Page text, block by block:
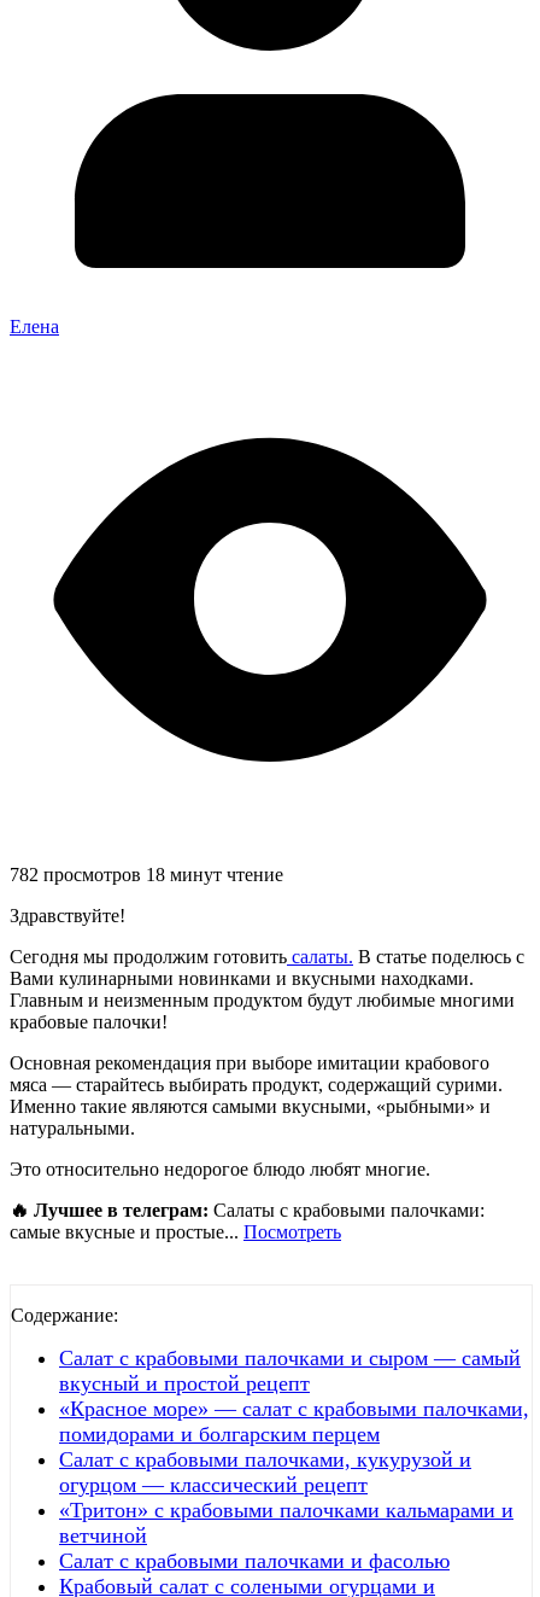
Елена
782 просмотров 18 минут чтение
Здравствуйте!
Сегодня мы продолжим готовить салаты. В статье поделюсь с
Вами кулинарными новинками и вкусными находками.
Главным и неизменным продуктом будут любимые многими
крабовые палочки!
Основная рекомендация при выборе имитации крабового
мяса — старайтесь выбирать продукт, содержащий сурими.
Именно такие являются самыми вкусными, «рыбными» и
натуральными.
Это относительно недорогое блюдо любят многие.
🔥 Лучшее в телеграм: Салаты с крабовыми палочками:
самые вкусные и простые... Посмотреть
Содержание:
Салат с крабовыми палочками и сыром — самый
вкусный и простой рецепт
«Красное море» — салат с крабовыми палочками,
помидорами и болгарским перцем
Салат с крабовыми палочками, кукурузой и
огурцом — классический рецепт
«Тритон» с крабовыми палочками кальмарами и
ветчиной
Салат с крабовыми палочками и фасолью
Крабовый салат с солеными огурцами и